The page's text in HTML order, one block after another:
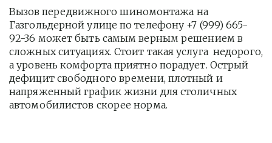
Вызов передвижного шиномонтажа на
Газгольдерной улице по телефону +7 (999) 665-
92-36 может быть самым верным решением в
сложных ситуациях. Стоит такая услуга  недорого,
а уровень комфорта приятно порадует. Острый
дефицит свободного времени, плотный и
напряженный график жизни для столичных
автомобилистов скорее норма.